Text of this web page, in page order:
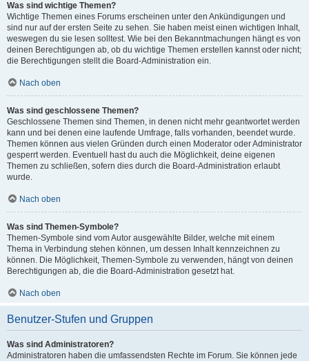
Was sind wichtige Themen?
Wichtige Themen eines Forums erscheinen unter den Ankündigungen und
sind nur auf der ersten Seite zu sehen. Sie haben meist einen wichtigen Inhalt,
weswegen du sie lesen solltest. Wie bei den Bekanntmachungen hängt es von
deinen Berechtigungen ab, ob du wichtige Themen erstellen kannst oder nicht;
die Berechtigungen stellt die Board-Administration ein.
Nach oben
Was sind geschlossene Themen?
Geschlossene Themen sind Themen, in denen nicht mehr geantwortet werden
kann und bei denen eine laufende Umfrage, falls vorhanden, beendet wurde.
Themen können aus vielen Gründen durch einen Moderator oder Administrator
gesperrt werden. Eventuell hast du auch die Möglichkeit, deine eigenen
Themen zu schließen, sofern dies durch die Board-Administration erlaubt
wurde.
Nach oben
Was sind Themen-Symbole?
Themen-Symbole sind vom Autor ausgewählte Bilder, welche mit einem
Thema in Verbindung stehen können, um dessen Inhalt kennzeichnen zu
können. Die Möglichkeit, Themen-Symbole zu verwenden, hängt von deinen
Berechtigungen ab, die die Board-Administration gesetzt hat.
Nach oben
Benutzer-Stufen und Gruppen
Was sind Administratoren?
Administratoren haben die umfassendsten Rechte im Forum. Sie können jede